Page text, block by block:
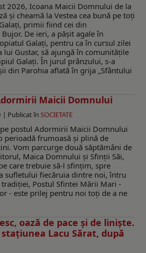
2026, Icoana Maicii Domnului de la
și cheamă la Vestea cea bună pe toți
primii fiind cei din
De ieri, a pășit agale în
Galați, pentru ca în cursul zilei
lui Gustar, să ajungă în comunitățile
Galați. În jurul prânzului, s-a
din Parohia aflată în grija „Sfântului
Maicii Domnului
| Publicat în SOCIETATE
postul Adormirii Maicii Domnului
perioadă frumoasă și plină de
Vom parcurge două săptămâni de
Maica Domnului și Sfinții Săi,
care trebuie să-l sfințim, spre
sufletului fiecăruia dintre noi, întru
Postul Sfintei Mării Mari -
- este prilej pentru noi toţi de a ne
oază de pace și de liniște.
Lacu Sărat, după